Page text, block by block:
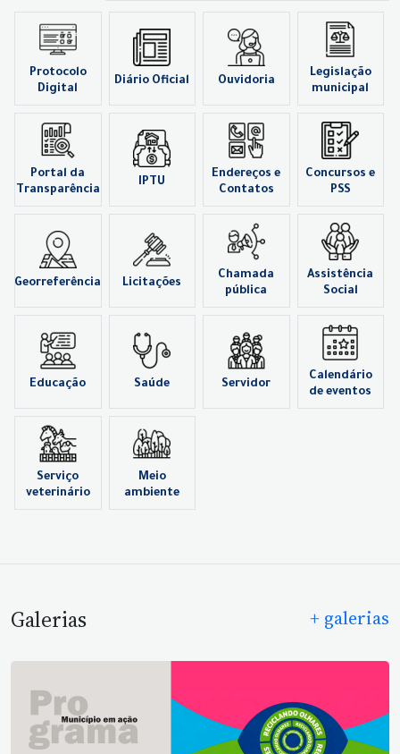
Protocolo
Digital
Diário Oficial Ouvidoria
Legislação
municipal
Portal da
Transparência
IPTU
Endereços e
Contatos
Concursos e
PSS
Georreferência Licitações
Chamada
pública
Assistência
Social
Educação Saúde Servidor
Calendário
de eventos
Serviço
veterinário
Meio
ambiente
Galerias + galerias